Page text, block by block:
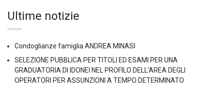
Ultime notizie
Condoglianze famiglia ANDREA MINASI
SELEZIONE PUBBLICA PER TITOLI ED ESAMI PER UNA
GRADUATORIA DI IDONEI NEL PROFILO DELL’AREA DEGLI
OPERATORI PER ASSUNZIONI A TEMPO DETERMINATO